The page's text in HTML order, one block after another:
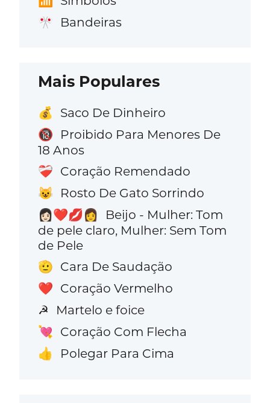
🎌 Bandeiras
Mais Populares
💰 Saco De Dinheiro
🔞
Proibido Para Menores De
18 Anos
❤️‍🩹 Coração Remendado
😺 Rosto De Gato Sorrindo
👩🏻‍❤️‍💋‍👩
Beijo - Mulher: Tom
de pele claro, Mulher: Sem Tom
de Pele
🫡 Cara De Saudação
❤️ Coração Vermelho
☭ Martelo e foice
💘 Coração Com Flecha
👍 Polegar Para Cima